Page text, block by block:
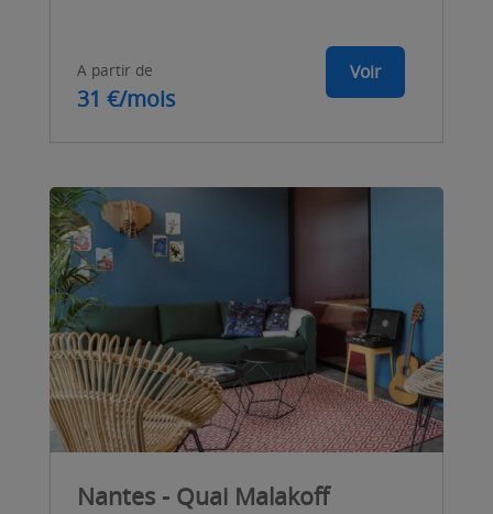
A partir de
31 €/mois
Voir
Nantes - Quai Malakoff